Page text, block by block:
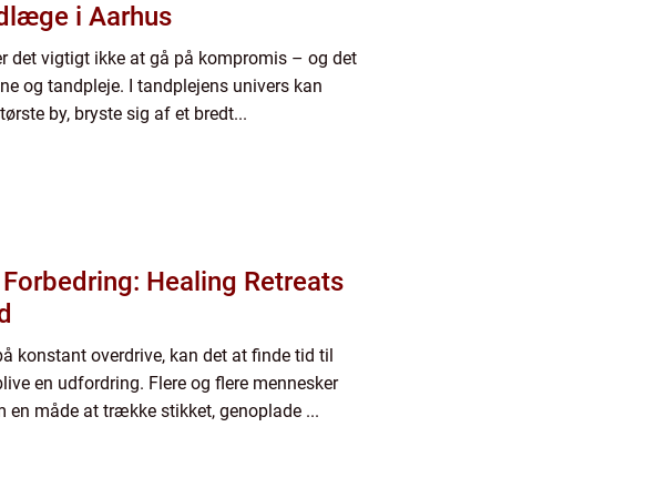
i Aarhus
det vigtigt ikke at gå på kompromis – og det
og tandpleje. I tandplejens univers kan
by, bryste sig af et bredt...
Healing Retreats
konstant overdrive, kan det at finde tid til
en udfordring. Flere og flere mennesker
en måde at trække stikket, genoplade ...